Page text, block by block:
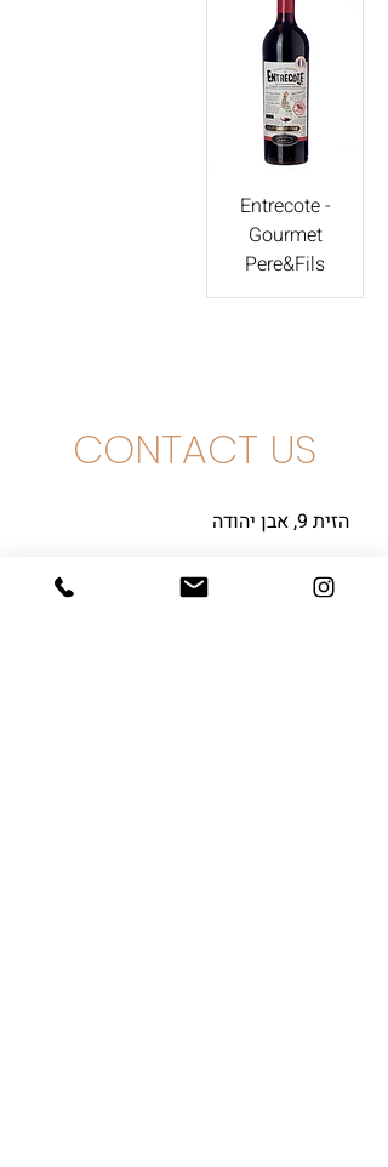
Entrecote -
Gourmet
Pere&Fils
CONTACT US
הזית 9, אבן יהודה
+972-3-3761111